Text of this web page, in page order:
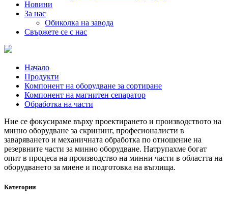
Новини
За нас
Обиколка на завода
Свържете се с нас
Начало
Продукти
Компонент на оборудване за сортиране
Компонент на магнитен сепаратор
Обработка на части
Ние се фокусираме върху проектирането и производството на
минно оборудване за скрининг, професионалисти в
заваряването и механичната обработка по отношение на
резервните части за минно оборудване. Натрупахме богат
опит в процеса на производство на минни части в областта на
оборудването за миене и подготовка на въглища.
Категории